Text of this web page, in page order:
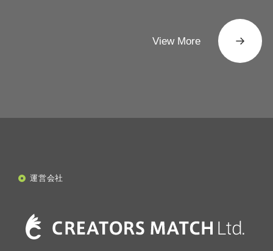
View More
運営会社